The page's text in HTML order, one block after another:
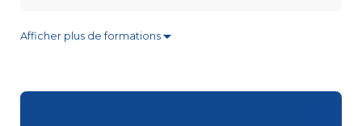
Bureautique
9 4,6/5
Afficher plus de formations▼